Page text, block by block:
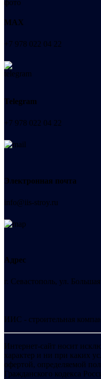
МАХ
+7 978 022 04 22
Telegram
+7 978 022 04 22
Электронная почта
info@iis-stroy.ru
Адрес
г. Севастополь, ул.
ИИС - строительная
Интернет-сайт носит
характер и ни при каких
офертой, определяемой
Гражданского кодекса